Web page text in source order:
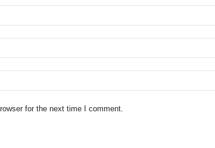
for the next time I comment.